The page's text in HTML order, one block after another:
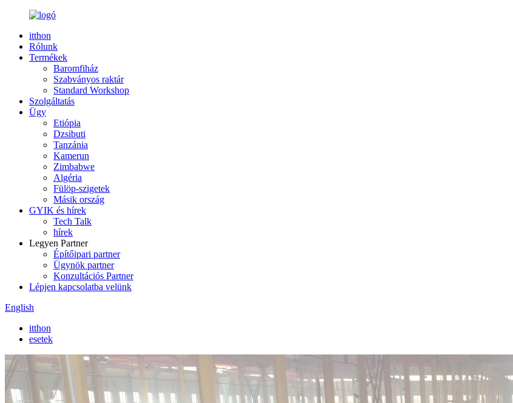
itthon
Rólunk
Termékek
Baromfiház
Szabványos raktár
Standard Workshop
Szolgáltatás
Ügy
Etiópia
Dzsibuti
Tanzánia
Kamerun
Zimbabwe
Algéria
Fülöp-szigetek
Másik ország
GYIK és hírek
Tech Talk
hírek
Legyen Partner
Építőipari partner
Ügynök partner
Konzultációs Partner
Lépjen kapcsolatba velünk
English
itthon
esetek